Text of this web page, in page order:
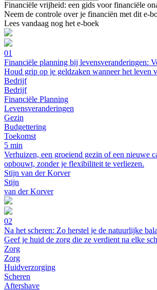
Financiële vrijheid: een gids voor financiële
Neem de controle over je financiën met dit e-
Lees vandaag nog het e-boek
01
Financiële planning bij levensveranderingen:
Houd grip op je geldzaken wanneer het leven
Bedrijf
Bedrijf
Financiële Planning
Levensveranderingen
Gezin
Budgettering
Toekomst
5 min
Verhuizen, een groeiend gezin of een nieuwe
opbouwt, zonder je flexibiliteit te verliezen.
Stijn van der Korver
Stijn
van der Korver
02
Na het scheren: Zo herstel je de natuurlijke
Geef je huid de zorg die ze verdient na elke
Zorg
Zorg
Huidverzorging
Scheren
Aftershave